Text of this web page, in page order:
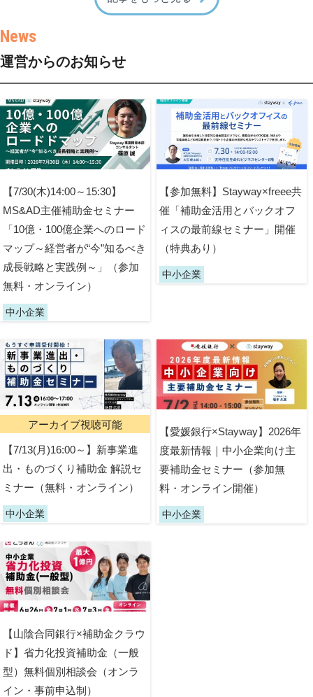
運営からのお知らせ
【7/30(木)14:00～15:30】
MS&AD主催補助金セミナー
「10億・100億企業へのロード
マップ～経営者が“今”知るべき
成長戦略と実践例～」（参加
無料・オンライン）
中小企業
【参加無料】Stayway×freee共
催「補助金活用とバックオフ
ィスの最前線セミナー」開催
（特典あり）
中小企業
アーカイブ視聴可能
【7/13(月)16:00～】新事業進
出・ものづくり補助金 解説セ
ミナー（無料・オンライン）
中小企業
【愛媛銀行×Stayway】2026年
度最新情報｜中小企業向け主
要補助金セミナー（参加無
料・オンライン開催）
中小企業
【山陰合同銀行×補助金クラウ
ド】省力化投資補助金（一般
型）無料個別相談会（オンラ
イン・事前申込制）